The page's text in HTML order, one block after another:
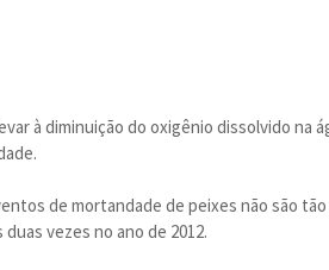
à diminuição do oxigênio dissolvido na
de mortandade de peixes não são
vezes no ano de 2012.